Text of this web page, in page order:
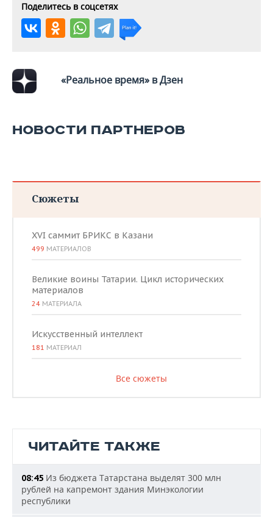
Поделитесь в соцсетях
«Реальное время» в Дзен
НОВОСТИ ПАРТНЕРОВ
Сюжеты
XVI саммит БРИКС в Казани
499 МАТЕРИАЛОВ
Великие воины Татарии. Цикл исторических
материалов
24 МАТЕРИАЛА
Искусственный интеллект
181 МАТЕРИАЛ
Все сюжеты
ЧИТАЙТЕ ТАКЖЕ
08:45 Из бюджета Татарстана выделят 300 млн
рублей на капремонт здания Минэкологии
республики